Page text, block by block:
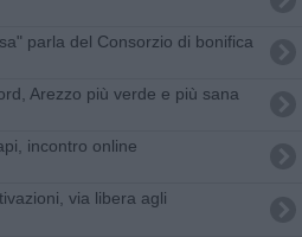
parla del Consorzio di bonifica
Arezzo più verde e più sana
incontro online
via libera agli